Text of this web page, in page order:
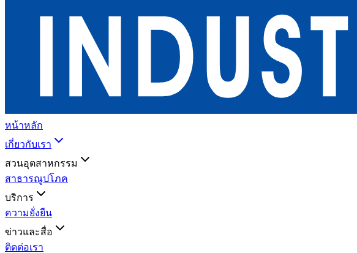
หน้าหลัก
เกี่ยวกับเรา
สวนอุตสาหกรรม
สาธารณูปโภค
บริการ
ความยั่งยืน
ข่าวและสื่อ
ติดต่อเรา